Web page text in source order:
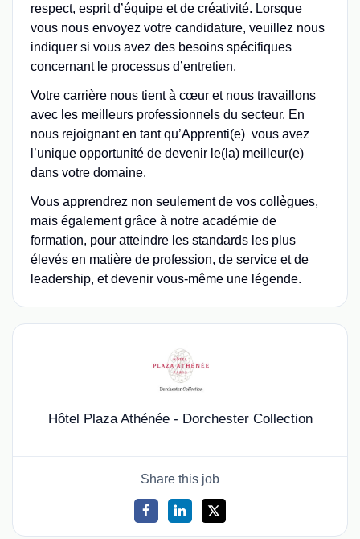
respect, esprit d’équipe et de créativité. Lorsque
vous nous envoyez votre candidature, veuillez nous
indiquer si vous avez des besoins spécifiques
concernant le processus d’entretien.
Votre carrière nous tient à cœur et nous travaillons
avec les meilleurs professionnels du secteur. En
nous rejoignant en tant qu’Apprenti(e) vous avez
l’unique opportunité de devenir le(la) meilleur(e)
dans votre domaine.
Vous apprendrez non seulement de vos collègues,
mais également grâce à notre académie de
formation, pour atteindre les standards les plus
élevés en matière de profession, de service et de
leadership, et devenir vous-même une légende.
Hôtel Plaza Athénée - Dorchester Collection
Share this job